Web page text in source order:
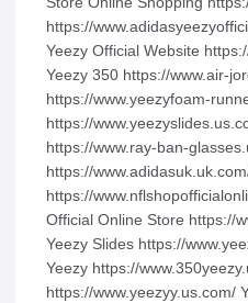
https://
Yeezy Official Website
Yeezy 350 https://www.air-
https://www.yeezyfoam-
https://
https://www.ray-ban-
https://
https://
Official Online Store https://
Yeezy Slides https://
Yeezy https://
https://www.yeezyy.us.com/